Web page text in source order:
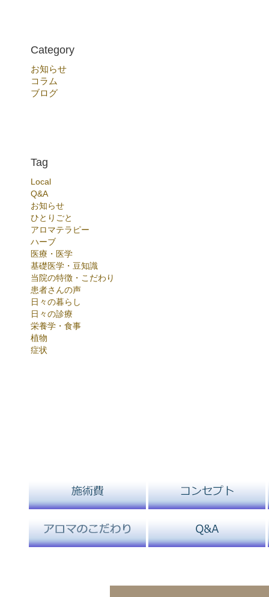
Category
お知らせ
コラム
ブログ
Tag
Local
Q&A
お知らせ
ひとりごと
アロマテラピー
ハーブ
医療・医学
基礎医学・豆知識
当院の特徴・こだわり
患者さんの声
日々の暮らし
日々の診療
栄養学・食事
植物
症状